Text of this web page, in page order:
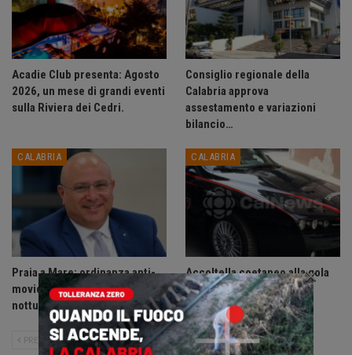
Acadie Club presenta: Agosto
2026, un mese di grandi eventi
sulla Riviera dei Cedri.
Consiglio regionale della
Calabria approva
assestamento e variazioni
bilancio…
CALABRIA
Praia a Mare: ordinanza anti-
movida, vietate le uscite
notturne ai minori di 14 anni.
CALABRIA
Accoltella coetaneo alla gola
durante litigio, arrestato
sessantenne.
PRECEDENTE SUCCESSIVO
×